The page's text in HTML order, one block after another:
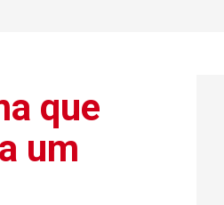
que
um